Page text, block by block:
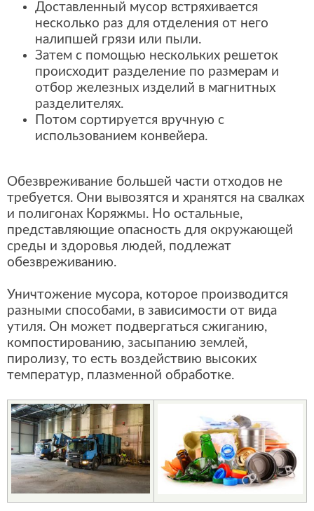
Доставленный мусор встряхивается
несколько раз для отделения от него
налипшей грязи или пыли.
Затем с помощью нескольких решеток
происходит разделение по размерам и
отбор железных изделий в магнитных
разделителях.
Потом сортируется вручную с
использованием конвейера.
Обезвреживание большей части отходов не
требуется. Они вывозятся и хранятся на свалках
и полигонах Коряжмы. Но остальные,
представляющие опасность для окружающей
среды и здоровья людей, подлежат
обезвреживанию.
Уничтожение мусора, которое производится
разными способами, в зависимости от вида
утиля. Он может подвергаться сжиганию,
компостированию, засыпанию землей,
пиролизу, то есть воздействию высоких
температур, плазменной обработке.